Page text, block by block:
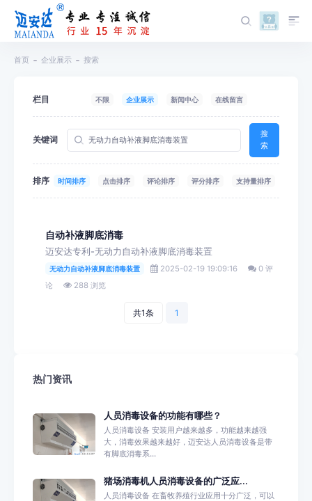
首页 企业展示 搜索
栏目 不限 企业展示 新闻中心 在线留言
关键词
搜
索
排序 时间排序 点击排序 评论排序 评分排序 支持量排序
自动补液脚底消毒
迈安达专利-无动力自动补液脚底消毒装置
无动力自动补液脚底消毒装置 2025-02-19 19:09:16
0 评
论
288 浏览
共1条 1
热门资讯
人员消毒设备的功能有哪些？
人员消毒设备 安装用户越来越多，功能越来越强
大，消毒效果越来越好，迈安达人员消毒设备是带
有脚底消毒系...
猪场消毒机人员消毒设备的广泛应...
人员消毒设备 在畜牧养殖行业应用十分广泛，可以